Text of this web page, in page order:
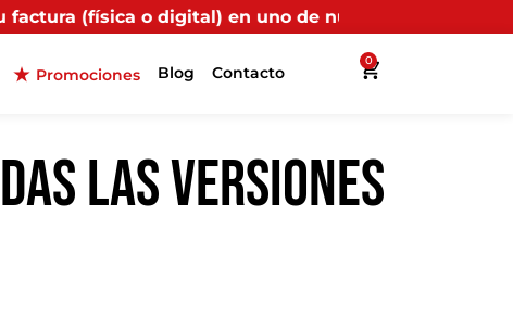
en uno de nuestros puntos propios, recibirás más
Promociones Blog Contacto
0
LAS VERSIONES